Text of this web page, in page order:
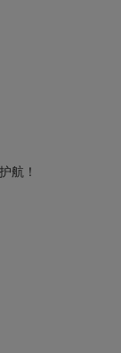
航！